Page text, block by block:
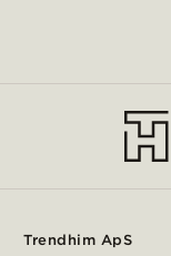
Trendhim ApS